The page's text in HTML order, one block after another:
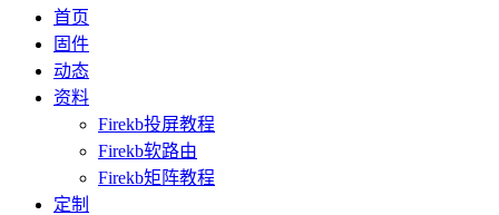
首页
固件
动态
资料
Firekb投屏教程
Firekb软路由
Firekb矩阵教程
定制